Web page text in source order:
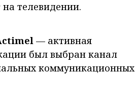
телевидении.
— активная
был выбран канал
коммуникационных